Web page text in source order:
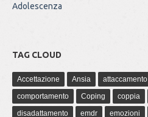
Adolescenza
TAG CLOUD
Accettazione Ansia attaccamento
comportamento
Coping coppia
disadattamento
emdr emozioni